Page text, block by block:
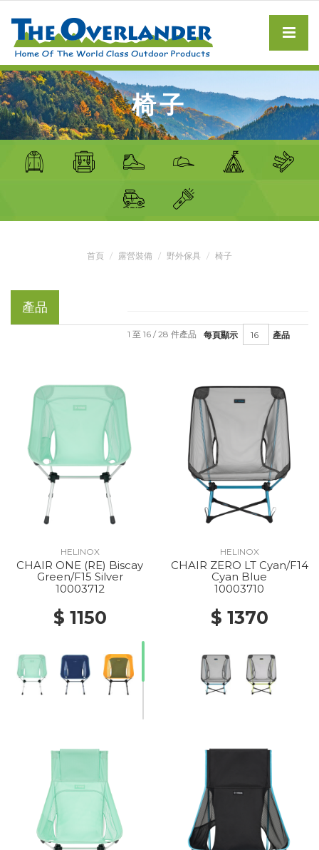
椅子
首頁 露營裝備 野外傢具 椅子
產品
每頁顯示 產品
1 至 16 / 28 件產品
HELINOX
CHAIR ONE (RE) Biscay
Green/F15 Silver
10003712
$ 1150
HELINOX
CHAIR ZERO LT Cyan/F14
Cyan Blue
10003710
$ 1370